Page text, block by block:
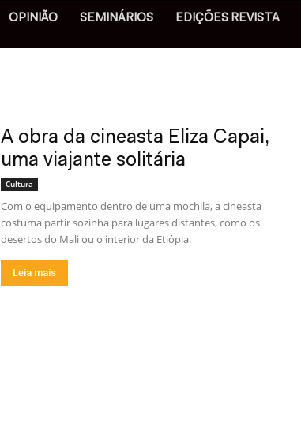
OPINIÃO SEMINÁRIOS EDIÇÕES REVISTA
A obra da cineasta Eliza Capai,
uma viajante solitária
Cultura
Com o equipamento dentro de uma mochila, a cineasta
costuma partir sozinha para lugares distantes, como os
desertos do Mali ou o interior da Etiópia.
Leia mais